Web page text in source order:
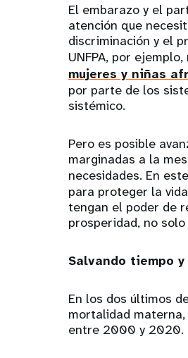
El embarazo y el
atención que
discriminación y el
UNFPA, por
mujeres y niñas
por parte de los
sistémico.
Pero es posible
marginadas a la
necesidades. En este
para proteger la
tengan el poder de
prosperidad, no
Salvando tiempo
En los dos últimos
mortalidad
entre 2000 y 2020.